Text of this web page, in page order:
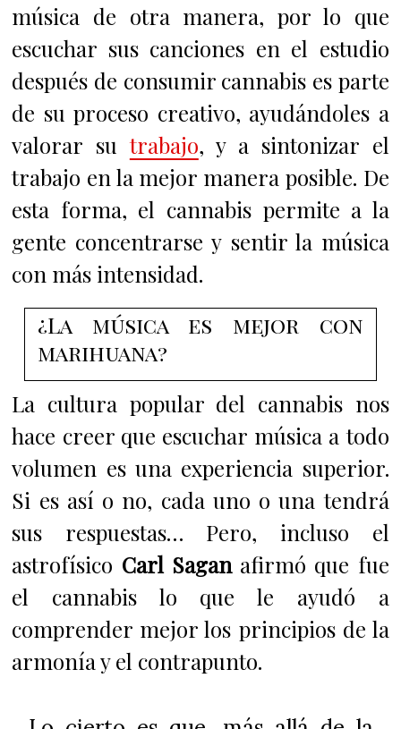
música de otra manera, por lo que
escuchar sus canciones en el estudio
después de consumir cannabis es parte
de su proceso creativo, ayudándoles a
valorar sutrabajo, y a sintonizar el
trabajo en la mejor manera posible. De
esta forma, el cannabis permite a la
gente concentrarse y sentir la música
con más intensidad.
¿La música es mejor con
marihuana?
La cultura popular del cannabis nos
hace creer que escuchar música a todo
volumen es una experiencia superior.
Si es así o no, cada uno o una tendrá
sus respuestas… Pero, incluso el
astrofísico Carl Saganafirmó que fue
el cannabis lo que le ayudó a
comprender mejor los principios de la
armonía y el contrapunto.